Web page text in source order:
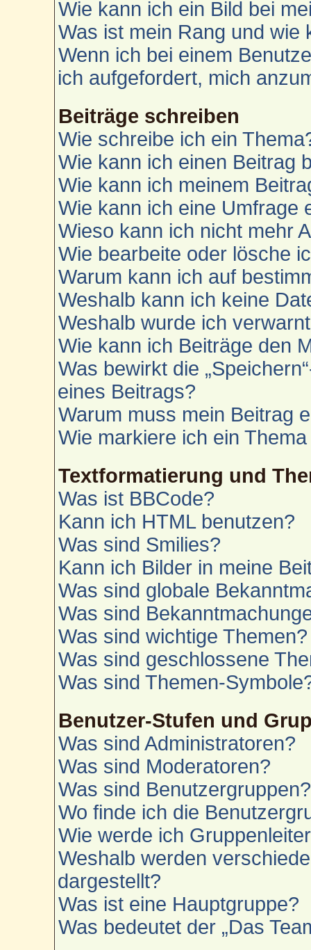
Wie kann ich ein Bild bei
Was ist mein Rang und wie
Wenn ich bei einem
ich aufgefordert, mich
Beiträge schreiben
Wie schreibe ich ein
Wie kann ich einen Beitrag
Wie kann ich meinem
Wie kann ich eine Umfrage
Wieso kann ich nicht mehr
Wie bearbeite oder lösche
Warum kann ich auf
Weshalb kann ich keine
Weshalb wurde ich
Wie kann ich Beiträge den
Was bewirkt die
eines Beitrags?
Warum muss mein Beitrag
Wie markiere ich ein
Textformatierung und
Was ist BBCode?
Kann ich HTML benutzen?
Was sind Smilies?
Kann ich Bilder in meine
Was sind globale
Was sind
Was sind wichtige Themen?
Was sind geschlossene
Was sind Themen-
Benutzer-Stufen und
Was sind Administratoren?
Was sind Moderatoren?
Was sind Benutzergruppen?
Wo finde ich die
Wie werde ich
Weshalb werden
dargestellt?
Was ist eine Hauptgruppe?
Was bedeutet der „Das